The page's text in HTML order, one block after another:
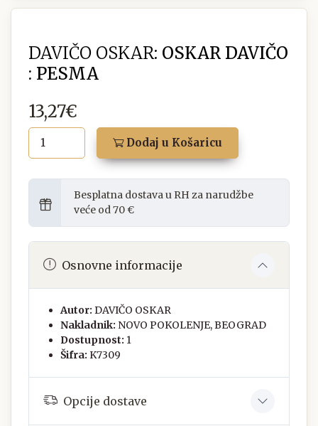
DAVIČO OSKAR: OSKAR DAVIČO
: PESMA
13,27€
Dodaj u Košaricu
Besplatna dostava u RH za narudžbe
veće od 70 €
Osnovne informacije
Autor: DAVIČO OSKAR
Nakladnik: NOVO POKOLENJE, BEOGRAD
Dostupnost: 1
Šifra: K7309
Opcije dostave